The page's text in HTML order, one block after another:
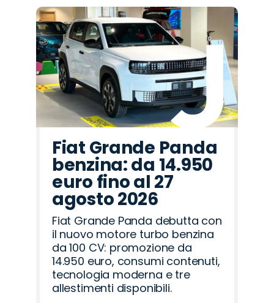
Fiat Grande Panda
benzina: da 14.950
euro fino al 27
agosto 2026
Fiat Grande Panda debutta con
il nuovo motore turbo benzina
da 100 CV: promozione da
14.950 euro, consumi contenuti,
tecnologia moderna e tre
allestimenti disponibili.